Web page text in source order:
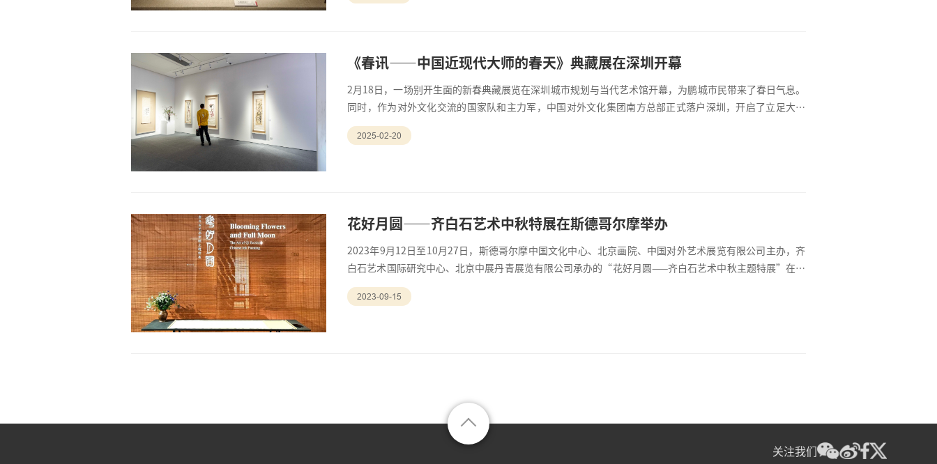
《春讯——中国近现代大师的春天》典藏展在深圳开幕
2月18日，一场别开生面的新春典藏展览在深圳城市规划与当代艺术馆开幕，为鹏城市民带来了春日气息。
同时，作为对外文化交流的国家队和主力军，中国对外文化集团南方总部正式落户深圳，开启了立足大湾
区，传播中华文化、讲好中国故事的崭新篇章。
2025-02-20
花好月圆——齐白石艺术中秋特展在斯德哥尔摩举办
2023年9月12日至10月27日，斯德哥尔摩中国文化中心、北京画院、中国对外艺术展览有限公司主办，齐
白石艺术国际研究中心、北京中展丹青展览有限公司承办的“花好月圆——齐白石艺术中秋主题特展”在斯
德哥尔摩中国文化中心举办。
2023-09-15
关注我们